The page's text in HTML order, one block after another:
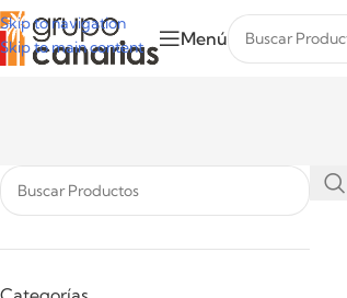
Skip to navigation
Skip to main content
Menú